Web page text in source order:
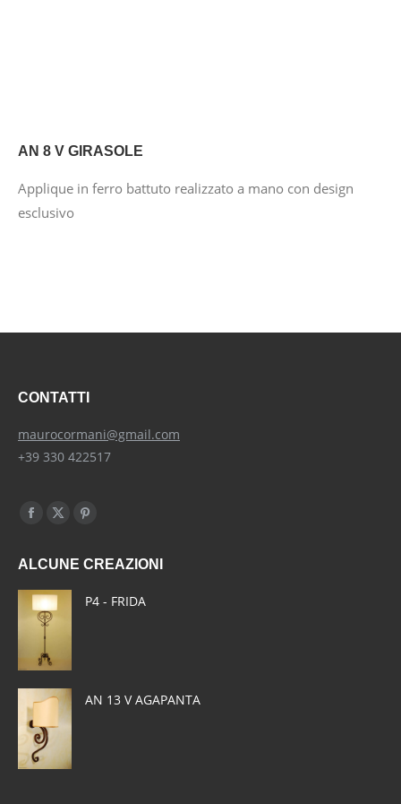
AN 8 V GIRASOLE
Applique in ferro battuto realizzato a mano con design
esclusivo
CONTATTI
maurocormani@gmail.com
+39 330 422517
Find us on:
Facebook
opens
in
new
window
X
opens
in
new
Pinterest
opens
ALCUNE CREAZIONI
P4 - FRIDA
AN 13 V AGAPANTA